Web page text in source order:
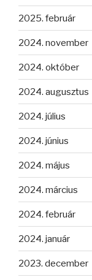
2025. február
2024. november
2024. október
2024. augusztus
2024. július
2024. június
2024. május
2024. március
2024. február
2024. január
2023. december